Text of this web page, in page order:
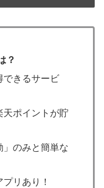
？
できるサービ
天ポイントが貯
」のみと簡単な
リあり！